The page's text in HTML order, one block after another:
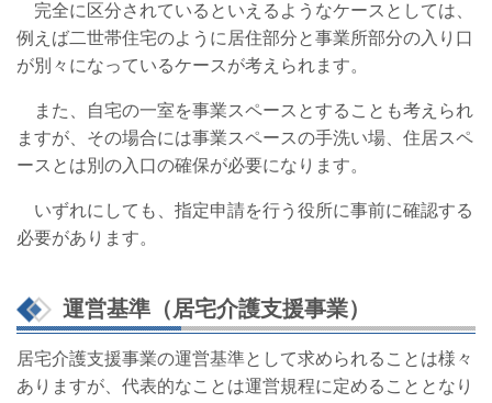
完全に区分されているといえるようなケースとしては、
例えば二世帯住宅のように居住部分と事業所部分の入り口
が別々になっているケースが考えられます。
また、自宅の一室を事業スペースとすることも考えられ
ますが、その場合には事業スペースの手洗い場、住居スペ
ースとは別の入口の確保が必要になります。
いずれにしても、指定申請を行う役所に事前に確認する
必要があります。
運営基準（居宅介護支援事業）
居宅介護支援事業の運営基準として求められることは様々
ありますが、代表的なことは運営規程に定めることとなり